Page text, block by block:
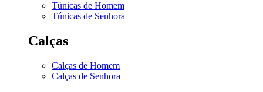
Túnicas de Homem
Túnicas de Senhora
Calças
Calças de Homem
Calças de Senhora